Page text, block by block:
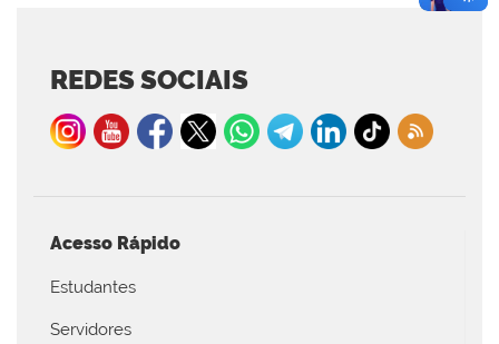
REDES SOCIAIS
Acesso Rápido
Estudantes
Servidores